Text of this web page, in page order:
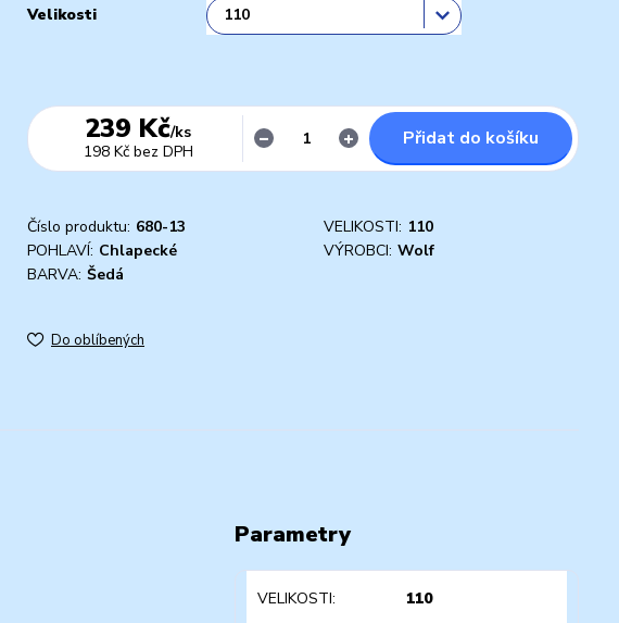
Velikosti
239 Kč/ks
198 Kč bez DPH
Přidat do košíku
Číslo produktu: 680-13 VELIKOSTI: 110
POHLAVÍ: Chlapecké VÝROBCI: Wolf
BARVA: Šedá
Do oblíbených
Parametry
VELIKOSTI 110